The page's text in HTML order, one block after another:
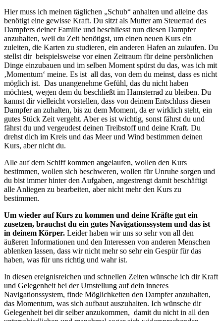
Hier muss ich meinen täglichen „Schub“ anhalten und alleine das
benötigt eine gewisse Kraft. Du sitzt als Mutter am Steuerrad des
Dampfers deiner Familie und beschliesst nun diesen Dampfer
anzuhalten, weil du Zeit benötigst, um einen neuen Kurs ein
zuleiten, die Karten zu studieren, ein anderen Hafen an zulaufen. Du
stellst dir beispielsweise vor einen Zeitraum für deine persönlichen
Dinge einzubauen und im selben Moment spürst du das, was ich mit
‚Momentum‘ meine. Es ist all das, von dem du meinst, dass es nicht
möglich ist. Das unangenehme Gefühl, das du nicht haben
möchtest, wegen dem du beschließt im Hamsterrad zu bleiben. Du
kannst dir vielleicht vorstellen, dass von deinem Entschluss diesen
Dampfer an zuhalten, bis zu dem Moment, da er wirklich steht, ein
gutes Stück Zeit vergeht. Aber es ist wichtig, sonst fährst du und
fährst du und vergeudest deinen Treibstoff und deine Kraft. Du
drehst dich im Kreis und das Meer und Wind bestimmen deinen
Kurs, aber nicht du.
Alle auf dem Schiff kommen angelaufen, wollen den Kurs
bestimmen, wollen sich beschweren, wollen für Unruhe sorgen und
du bist immer hinter den Aufgaben, angestrengt damit beschäftigt
alle Anliegen zu bearbeiten, aber nicht mehr den Kurs zu
bestimmen.
Um wieder auf Kurs zu kommen und deine Kräfte gut ein
zusetzen, brauchst du ein gutes Navigationssystem und das ist
in deinem Körper. Leider haben wir uns so sehr von all den
äußeren Informationen und den Interessen von anderen Menschen
ablenken lassen, dass wir nicht mehr so sehr ein Gespür für das
haben, was für uns richtig und wahr ist.
In diesen ereignisreichen und schnellen Zeiten wünsche ich dir Kraft
und Gelegenheit bei der Umstellung auf dein inneres
Navigationssystem, finde Möglichkeiten den Dampfer anzuhalten,
das Momentum, was sich aufbaut auszuhalten. Ich wünsche dir
Gelegenheit bei dir selber anzukommen, damit du nicht in all den